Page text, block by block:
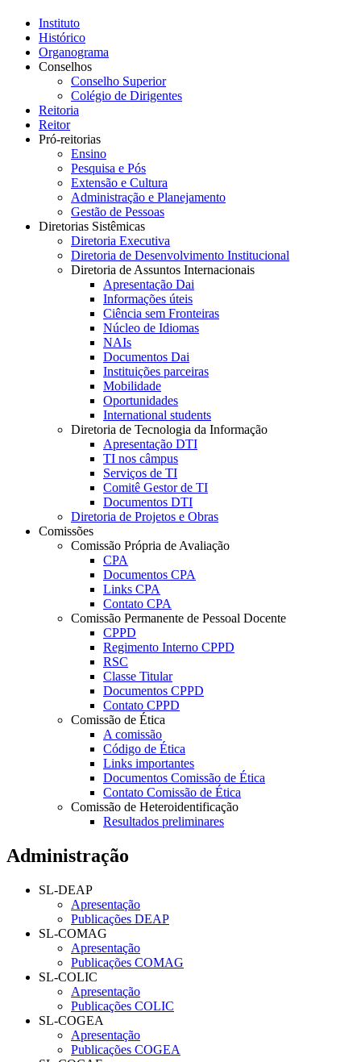
Instituto
Histórico
Organograma
Conselhos
Conselho Superior
Colégio de Dirigentes
Reitoria
Reitor
Pró-reitorias
Ensino
Pesquisa e Pós
Extensão e Cultura
Administração e Planejamento
Gestão de Pessoas
Diretorias Sistêmicas
Diretoria Executiva
Diretoria de Desenvolvimento Institucional
Diretoria de Assuntos Internacionais
Apresentação Dai
Informações úteis
Ciência sem Fronteiras
Núcleo de Idiomas
NAIs
Documentos Dai
Instituições parceiras
Mobilidade
Oportunidades
International students
Diretoria de Tecnologia da Informação
Apresentação DTI
TI nos câmpus
Serviços de TI
Comitê Gestor de TI
Documentos DTI
Diretoria de Projetos e Obras
Comissões
Comissão Própria de Avaliação
CPA
Documentos CPA
Links CPA
Contato CPA
Comissão Permanente de Pessoal Docente
CPPD
Regimento Interno CPPD
RSC
Classe Titular
Documentos CPPD
Contato CPPD
Comissão de Ética
A comissão
Código de Ética
Links importantes
Documentos Comissão de Ética
Contato Comissão de Ética
Comissão de Heteroidentificação
Resultados preliminares
Administração
SL-DEAP
Apresentação
Publicações DEAP
SL-COMAG
Apresentação
Publicações COMAG
SL-COLIC
Apresentação
Publicações COLIC
SL-COGEA
Apresentação
Publicações COGEA